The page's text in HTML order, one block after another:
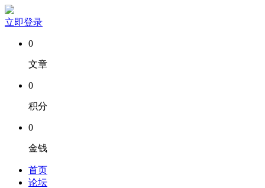
立即登录
0
文章
0
积分
0
金钱
首页
论坛